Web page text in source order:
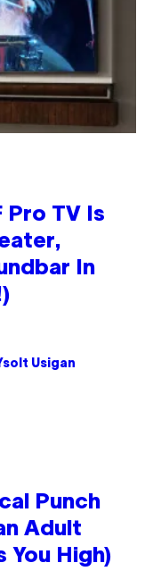
Pro TV Is
In
Usigan
Punch
Adult
You High)